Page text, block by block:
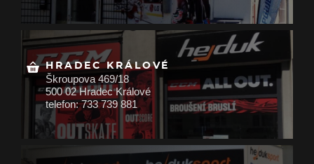
HRADEC KRÁLOVÉ
Škroupova 469/18
500 02 Hradec Králové
telefon: 733 739 881